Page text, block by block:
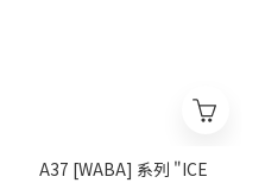
A37 [WABA] 系列 "ICE